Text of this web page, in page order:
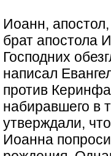
Иоанн,
брат апостола
Господних
написал
против
набиравшего в
утверждали,
Иоанна